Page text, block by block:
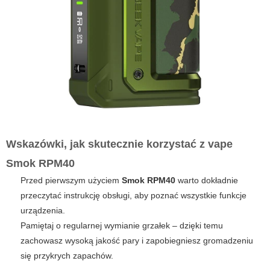
Wskazówki, jak skutecznie korzystać z vape
Smok RPM40
Przed pierwszym użyciem Smok RPM40 warto dokładnie
przeczytać instrukcję obsługi, aby poznać wszystkie funkcje
urządzenia.
Pamiętaj o regularnej wymianie grzałek – dzięki temu
zachowasz wysoką jakość pary i zapobiegniesz gromadzeniu
się przykrych zapachów.